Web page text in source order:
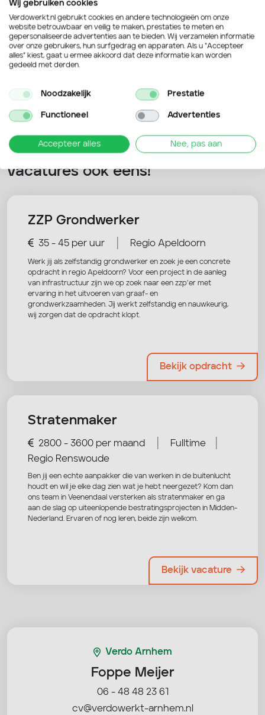
Verstuur je sollicitatie
Nog niet overtuigd? Bekijk deze
vacatures ook eens!
ZZP Grondwerker
35 - 45 per uur Regio Apeldoorn
Werk jij als zelfstandig grondwerker en zoek je een concrete
opdracht in regio Apeldoorn? Voor een project in de aanleg
van infrastructuur zijn we op zoek naar een zzp’er met
ervaring in het uitvoeren van graaf- en
grondwerkzaamheden. Jij werkt zelfstandig en nauwkeurig,
wij zorgen dat de opdracht klopt.
Bekijk opdracht
Stratenmaker
2800 - 3600 per maand Fulltime
Regio Renswoude
Ben jij een echte aanpakker die van werken in de buitenlucht
houdt en wil je elke dag zien wat je hebt neergezet? Kom dan
ons team in Veenendaal versterken als stratenmaker en ga
aan de slag op uiteenlopende bestratingsprojecten in Midden-
Nederland. Ervaren of nog leren, beide zijn welkom.
Bekijk vacature
Verdo Arnhem
Foppe Meijer
06 - 48 48 23 61
cv@verdowerkt-arnhem.nl
Wij gebruiken cookies
Verdowerkt.nl gebruikt cookies en andere technologieën om onze
website betrouwbaar en veilig te maken, prestaties te meten en
gepersonaliseerde advertenties aan te bieden. Wij verzamelen informatie
over onze gebruikers, hun surfgedrag en apparaten. Als u “Accepteer
alles” kiest, gaat u ermee akkoord dat deze informatie kan worden
gedeeld met derden.
Noodzakelijk Prestatie
Functioneel Advertenties
Accepteer alles Nee, pas aan